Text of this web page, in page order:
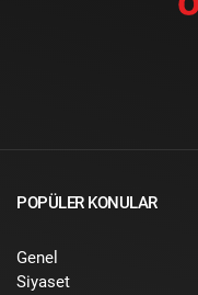
POPÜLER KONULAR
Genel
Siyaset